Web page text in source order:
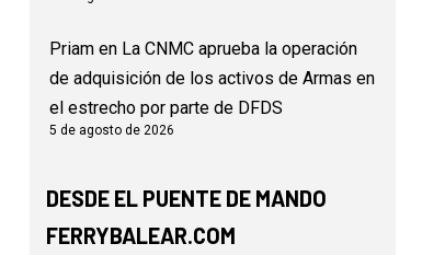
Priamen La CNMC aprueba la operación
de adquisición de los activos de Armas en
el estrecho por parte de DFDS
5 de agosto de 2026
DESDE EL PUENTE DE MANDO
FERRYBALEAR.COM